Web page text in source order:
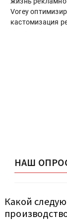
Vorey
кастомизация
НАШ
Какой